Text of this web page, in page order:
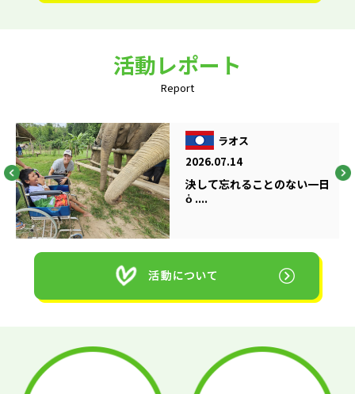
活動レポート
Report
ラオス
2026.07.14
決して忘れることのない一日
ὁ ....